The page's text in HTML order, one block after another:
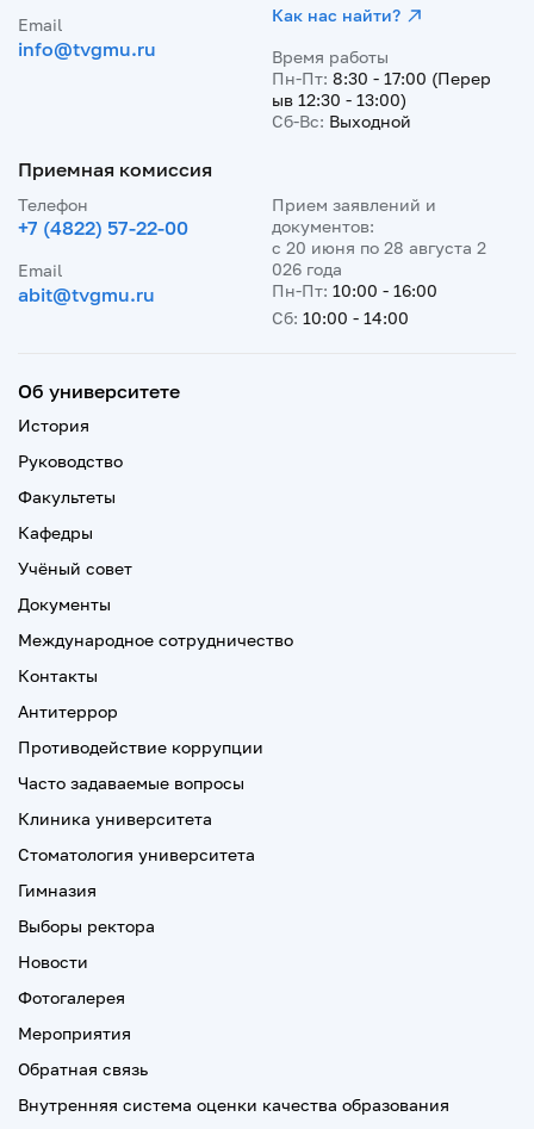
Email
info@tvgmu.ru
Как нас найти?
Время работы
Пн-Пт: 8:30 - 17:00 (Перер
ыв 12:30 - 13:00)
Сб-Вс: Выходной
Приемная комиссия
Телефон
+7 (4822) 57-22-00
Email
abit@tvgmu.ru
Прием заявлений и
документов:
с 20 июня по 28 августа 2
026 года
Пн-Пт: 10:00 - 16:00
Сб: 10:00 - 14:00
Об университете
История
Руководство
Факультеты
Кафедры
Учёный совет
Документы
Международное сотрудничество
Контакты
Антитеррор
Противодействие коррупции
Часто задаваемые вопросы
Клиника университета
Стоматология университета
Гимназия
Выборы ректора
Новости
Фотогалерея
Мероприятия
Обратная связь
Внутренняя система оценки качества образования